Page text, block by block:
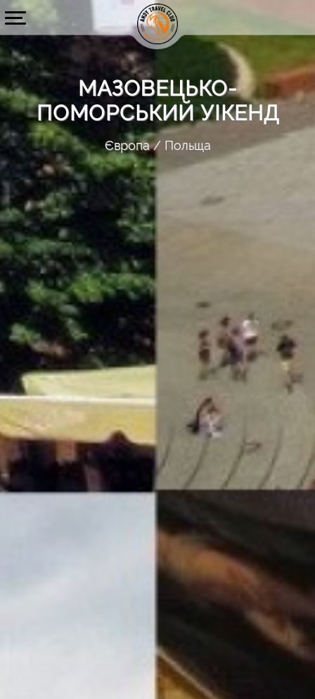
МАЗОВЕЦЬКО-
ПОМОРСЬКИЙ УІКЕНД
Європа Польща